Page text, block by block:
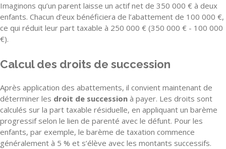
Imaginons qu’un parent laisse un actif net de 350 000 € à deux
enfants. Chacun d’eux bénéficiera de l’abattement de 100 000 €,
ce qui réduit leur part taxable à 250 000 € (350 000 € - 100 000
€).
Calcul des droits de succession
Après application des abattements, il convient maintenant de
déterminer les droit de succession à payer. Les droits sont
calculés sur la part taxable résiduelle, en appliquant un barème
progressif selon le lien de parenté avec le défunt. Pour les
enfants, par exemple, le barème de taxation commence
généralement à 5 % et s’élève avec les montants successifs.